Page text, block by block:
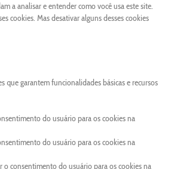
a analisar e entender como você usa este site.
cookies. Mas desativar alguns desses cookies
que garantem funcionalidades básicas e recursos
do usuário para os cookies na
do usuário para os cookies na
o consentimento do usuário para os cookies na